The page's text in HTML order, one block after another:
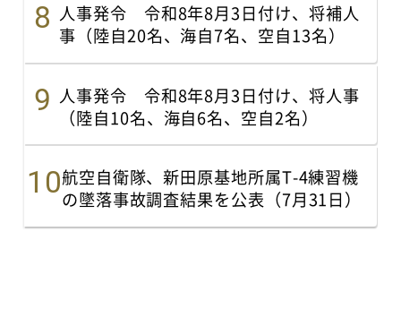
人事発令 令和8年8月3日付け、将補人
事（陸自20名、海自7名、空自13名）
人事発令 令和8年8月3日付け、将人事
（陸自10名、海自6名、空自2名）
航空自衛隊、新田原基地所属T-4練習機
の墜落事故調査結果を公表（7月31日）